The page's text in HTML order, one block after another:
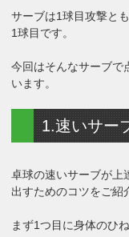
サーブは1球目攻撃と
1球目です。
今回はそんなサーブで
います。
1.速いサー
卓球の速いサーブが上
出すためのコツをご紹
まず1つ目に身体のひね